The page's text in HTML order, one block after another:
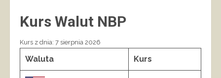
Kurs Walut NBP
Kurs z dnia: 7 sierpnia 2026
Waluta Kurs